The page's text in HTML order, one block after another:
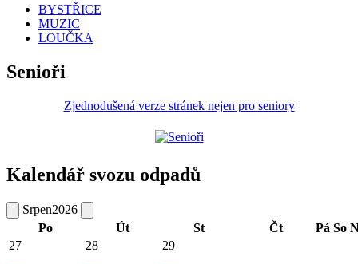
BYSTŘICE
MUZIC
LOUČKA
Senioři
Zjednodušená verze stránek nejen pro seniory
Kalendář svozu odpadů
Srpen2026
Po
Út St Čt Pá So
27
28
29